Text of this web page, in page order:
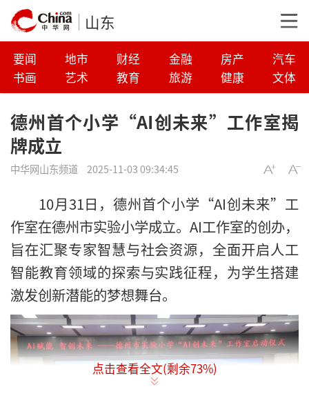
山东
要闻 地市 财经 金融 房产
汽车
书画
艺术 教育 旅游 健康 文体
德州首个小学“AI创未来”工作室揭
牌成立
中华网山东频道 2025-11-03 09:34:45
10月31日，德州首个小学“AI创未来”工
作室在德州市实验小学成立。AI工作室的创办，
旨在汇聚专家智慧与社会资源，全面开启人工
智能教育领域的探索与实践征程，为学生搭建
激发创新潜能的梦想舞台。
点击查看全文(剩余73%)